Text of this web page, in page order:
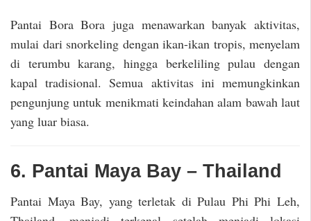
Pantai Bora Bora juga menawarkan banyak aktivitas,
mulai dari snorkeling dengan ikan-ikan tropis, menyelam
di terumbu karang, hingga berkeliling pulau dengan
kapal tradisional. Semua aktivitas ini memungkinkan
pengunjung untuk menikmati keindahan alam bawah laut
yang luar biasa.
6. Pantai Maya Bay – Thailand
Pantai Maya Bay, yang terletak di Pulau Phi Phi Leh,